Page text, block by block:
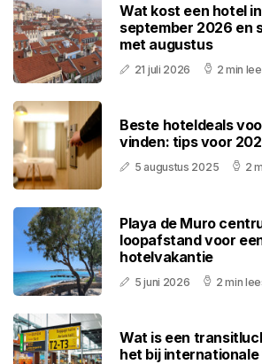
Wat kost een hotel
september 2026 en
met augustus
21 juli 2026 2 min
Beste hoteldeals
vinden: tips voor
5 augustus 2025 2
Playa de Muro
loopafstand voor
hotelvakantie
5 juni 2026 2 min
Wat is een
het bij